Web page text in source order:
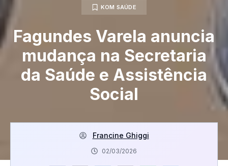
KOM SAÚDE
Fagundes Varela anuncia
mudança na Secretaria
da Saúde e Assistência
Social
Francine Ghiggi
02/03/2026